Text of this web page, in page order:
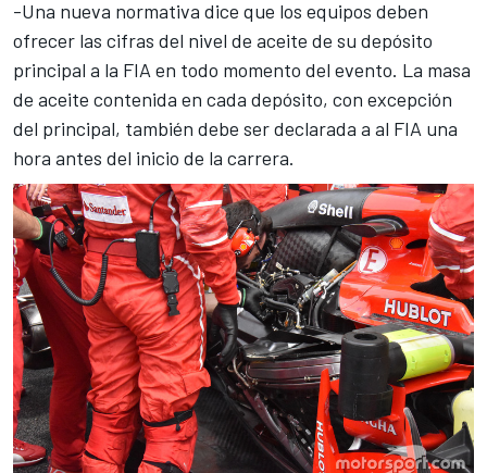
-Una nueva normativa dice que los equipos deben
ofrecer las cifras del nivel de aceite de su depósito
principal a la FIA en todo momento del evento. La masa
de aceite contenida en cada depósito, con excepción
del principal, también debe ser declarada a al FIA una
hora antes del inicio de la carrera.